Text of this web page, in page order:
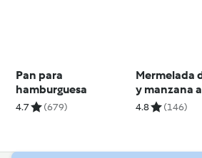
Pan para
hamburguesa
4.7 (679)
Mermelada
y manzana
de canela
4.8 (146)